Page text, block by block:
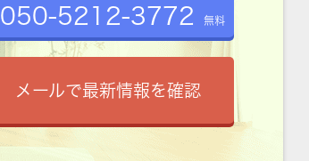
050-5212-3772 無料
メールで最新情報を確認